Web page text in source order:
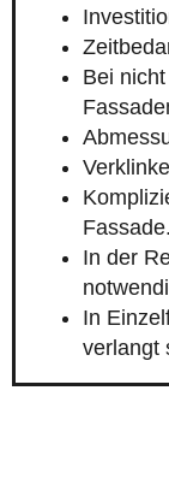
Bei
Fassade.
In der
In
verlangt